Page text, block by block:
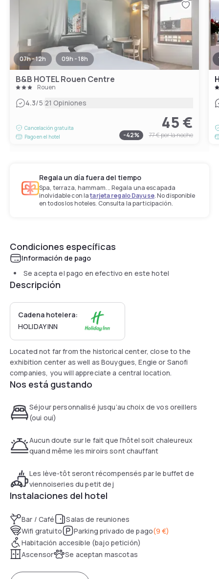
07h - 12h 09h - 18h
B&B HOTEL Rouen Centre
Rouen
4.3/5|21 Opiniones
Cancelación gratuita
Pago en el hotel
45 €
-42% 77 €por la noche
Regala un día fuera del tiempo
Spa, terraza, hammam... Regala una escapada
inolvidable con latarjeta regalo Dayuse. No disponible
en todos los hoteles. Consulta la participación.
Condiciones específicas
Información de pago
Se acepta el pago en efectivo en este hotel
Descripción
Cadena hotelera:
HOLIDAY INN
Located not far from the historical center, close to the
exhibition center as well as Bouygues, Engie or Sanofi
companies, you will appreciate a central location.
Nos está gustando
Séjour personnalisé jusqu’au choix de vos oreillers
(oui oui)
Aucun doute sur le fait que l’hôtel soit chaleureux
quand même les miroirs sont chauffant
Les lève-tôt seront récompensés par le buffet de
viennoiseries du petit dej
Instalaciones del hotel
Bar / Café
Salas de reuniones
Wifi gratuito
Parking privado de pago(9 €)
Habitación accesible (bajo petición)
Ascensor
Se aceptan mascotas